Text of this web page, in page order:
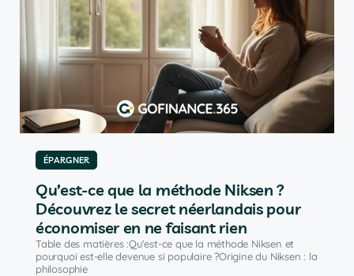
ÉPARGNER
Qu’est-ce que la méthode Niksen ?
Découvrez le secret néerlandais pour
économiser en ne faisant rien
Table des matières :Qu'est-ce que la méthode Niksen et
pourquoi est-elle devenue si populaire ?Origine du Niksen : la
philosophie